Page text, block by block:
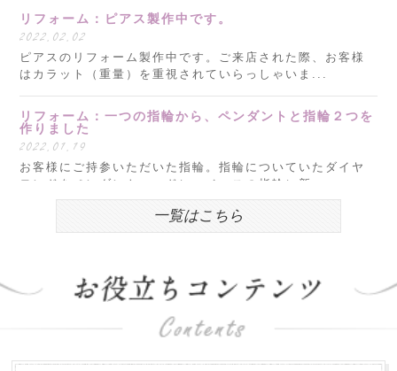
リフォーム：ピアス製作中です。
2022.02.02
ピアスのリフォーム製作中です。ご来店された際、お客様
はカラット（重量）を重視されていらっしゃいま...
リフォーム：一つの指輪から、ペンダントと指輪２つを
作りました
2022.01.19
お客様にご持参いただいた指輪。指輪についていたダイヤ
モンドをペンダントヘッドに、ベースの指輪に新...
明けましておめでとうございます。
しくお願いいたします。 昨年度は、おかげさま...
平素は格別のお引き立てを賜わり厚くお礼申し上げます。
一覧はこちら